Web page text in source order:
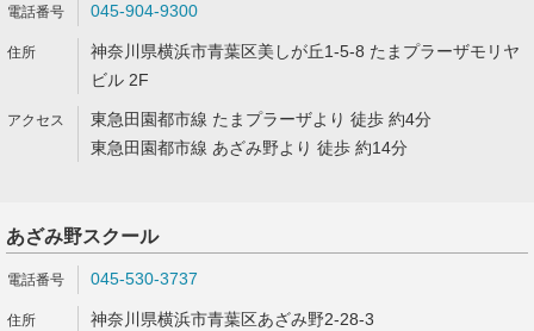
045-904-9300
神奈川県横浜市青葉区美しが丘1-5-8 たまプラーザモリヤ
ビル 2F
東急田園都市線 たまプラーザより 徒歩 約4分
東急田園都市線 あざみ野より 徒歩 約14分
あざみ野スクール
045-530-3737
神奈川県横浜市青葉区あざみ野2-28-3